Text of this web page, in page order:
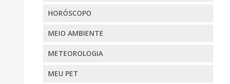
HORÓSCOPO
MEIO AMBIENTE
METEOROLOGIA
MEU PET